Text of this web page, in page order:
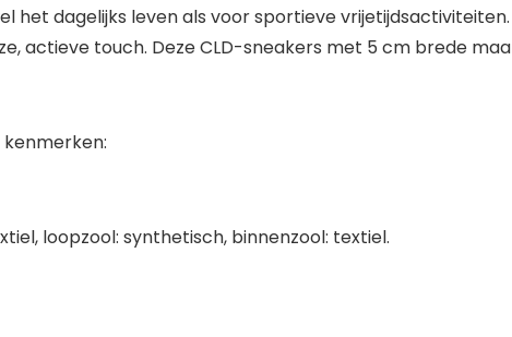
het dagelijks leven als voor sportieve
actieve touch. Deze CLD-sneakers met 5 cm brede
loopzool: synthetisch, binnenzool: textiel.